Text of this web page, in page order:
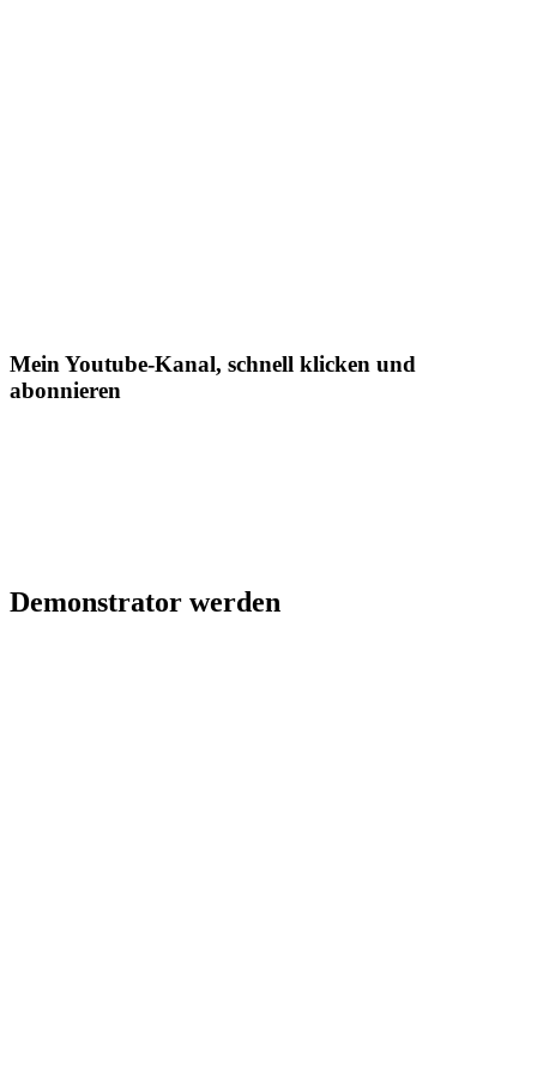
Mein Youtube-Kanal, schnell klicken und
abonnieren
Demonstrator werden